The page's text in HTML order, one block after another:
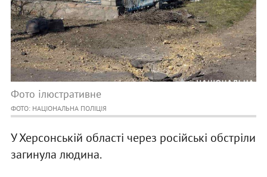
Фото ілюстративне
ФОТО: НАЦІОНАЛЬНА ПОЛІЦІЯ
У Херсонській області через російські обстріли
загинула людина.